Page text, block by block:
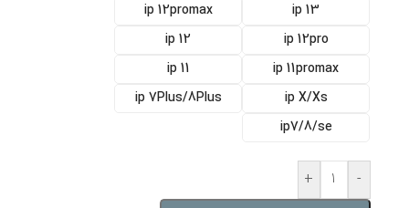
ip 13
ip 12promax
ip 12pro
ip 12
ip 11promax
ip 11
ip X/Xs
ip 7Plus/8Plus
ip7/8/se
-
+